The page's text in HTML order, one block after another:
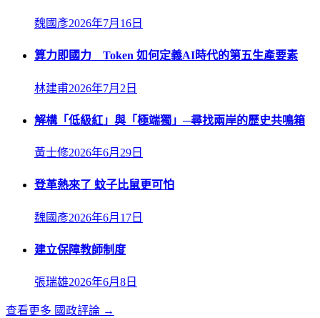
魏國彥2026年7月16日
算力即國力 Token 如何定義AI時代的第五生產要素
林建甫2026年7月2日
解構「低級紅」與「極端獨」─尋找兩岸的歷史共鳴箱
黃士修2026年6月29日
登革熱來了 蚊子比鼠更可怕
魏國彥2026年6月17日
建立保障教師制度
張瑞雄2026年6月8日
查看更多 國政評論 →